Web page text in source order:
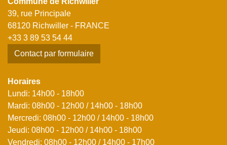
39, rue Principale
68120 Richwiller - FRANCE
+33 3 89 53 54 44
Contact par formulaire
Horaires
Lundi: 14h00 - 18h00
Mardi: 08h00 - 12h00 / 14h00 - 18h00
Mercredi: 08h00 - 12h00 / 14h00 - 18h00
Jeudi: 08h00 - 12h00 / 14h00 - 18h00
Vendredi: 08h00 - 12h00 / 14h00 - 17h00